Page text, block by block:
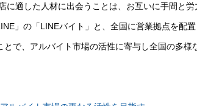
適した人材に出会うことは、お互いに手間と
」の「LINEバイト」と、全国に営業拠点を配
で、アルバイト市場の活性に寄与し全国の多様